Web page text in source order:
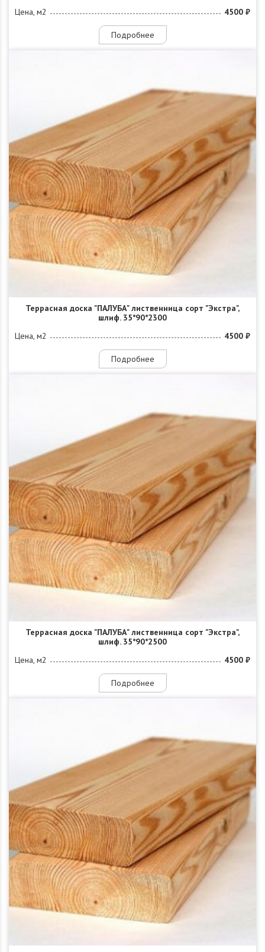
Цена, м2
4500 ₽
Подробнее
Террасная доска "ПАЛУБА" лиственница сорт "Экстра",
шлиф. 35*90*2300
Цена, м2
4500 ₽
Подробнее
Террасная доска "ПАЛУБА" лиственница сорт "Экстра",
шлиф. 35*90*2500
Цена, м2
4500 ₽
Подробнее